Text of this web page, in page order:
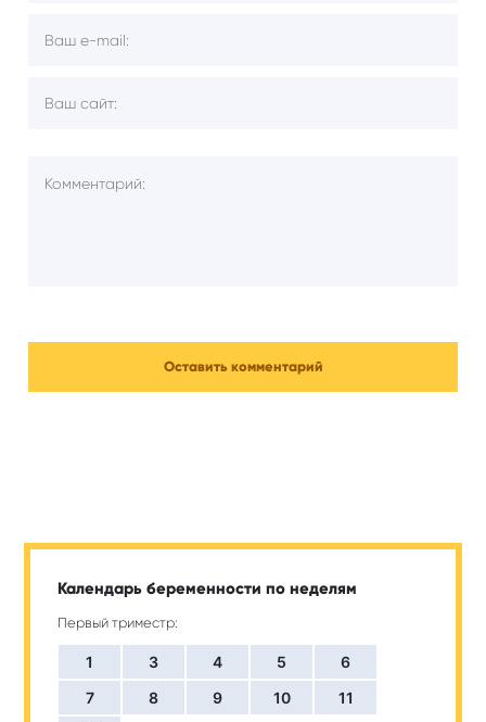
Календарь беременности по неделям
Первый триместр:
1 3 4 5
6
7
8 9 10
11